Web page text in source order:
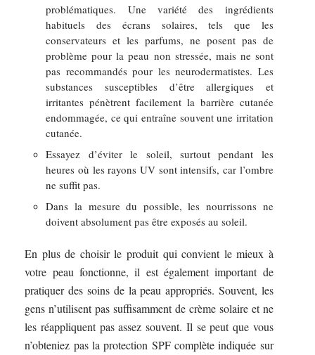
problématiques. Une variété des ingrédients
habituels des écrans solaires, tels que les
conservateurs et les parfums, ne posent pas de
problème pour la peau non stressée, mais ne sont
pas recommandés pour les neurodermatistes. Les
substances susceptibles d’être allergiques et
irritantes pénètrent facilement la barrière cutanée
endommagée, ce qui entraîne souvent une irritation
cutanée.
Essayez d’éviter le soleil, surtout pendant les
heures où les rayons UV sont intensifs, car l’ombre
ne suffit pas.
Dans la mesure du possible, les nourrissons ne
doivent absolument pas être exposés au soleil.
En plus de choisir le produit qui convient le mieux à
votre peau fonctionne, il est également important de
pratiquer des soins de la peau appropriés. Souvent, les
gens n’utilisent pas suffisamment de crème solaire et ne
les réappliquent pas assez souvent. Il se peut que vous
n’obteniez pas la protection SPF complète indiquée sur